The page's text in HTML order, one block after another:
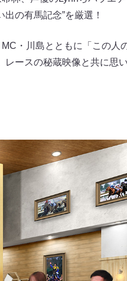
出の有馬記念”を厳選！
・川島とともに「この人
レースの秘蔵映像と共に思